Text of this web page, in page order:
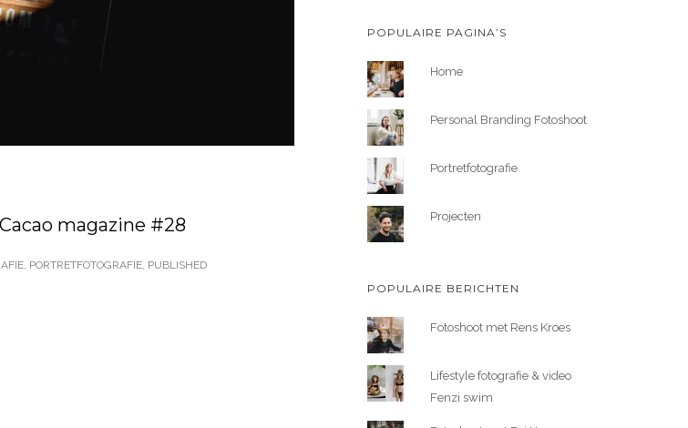
magazine #28
, PORTRETFOTOGRAFIE, PUBLISHED
POPULAIRE PAGINA’S
Home
Personal Branding Fotoshoot
Portretfotografie
Projecten
POPULAIRE BERICHTEN
Fotoshoot met Rens Kroes
Lifestyle fotografie & video
Fenzi swim